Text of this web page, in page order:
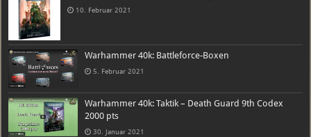
10. Februar 2021
Warhammer 40k: Battleforce-Boxen
5. Februar 2021
Warhammer 40k: Taktik – Death Guard 9th Codex
2000 pts
30. Januar 2021